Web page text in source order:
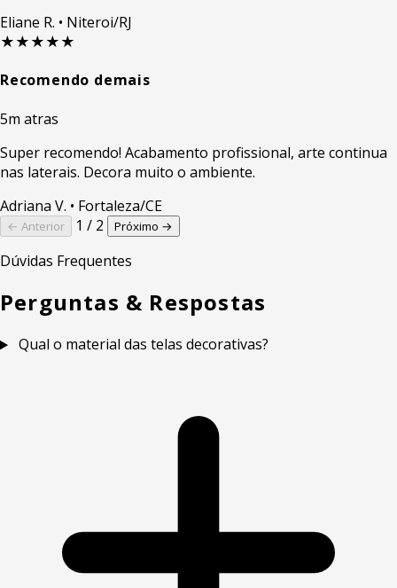
Eliane R. • Niteroi/RJ
★★★★★
Recomendo demais
5m atras
Super recomendo! Acabamento profissional, arte continua
nas laterais. Decora muito o ambiente.
Adriana V. • Fortaleza/CE
← Anterior 1 / 2 Próximo →
Dúvidas Frequentes
Perguntas & Respostas
Qual o material das telas decorativas?